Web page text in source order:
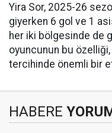
Yira Sor, 2025-26
giyerken 6 gol ve 1
her iki bölgesinde de
oyuncunun bu
tercihinde önemli bir
HABERE